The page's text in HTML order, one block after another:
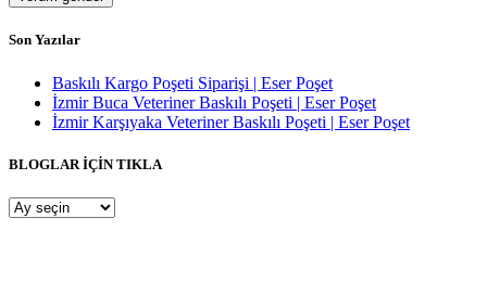
Son Yazılar
Baskılı Kargo Poşeti Siparişi | Eser Poşet
İzmir Buca Veteriner Baskılı Poşeti | Eser Poşet
İzmir Karşıyaka Veteriner Baskılı Poşeti | Eser Poşet
BLOGLAR İÇİN TIKLA
BLOGLAR